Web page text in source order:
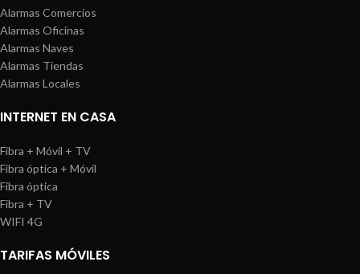
Alarmas Comercios
Alarmas Oficinas
Alarmas Naves
Alarmas Tiendas
Alarmas Locales
INTERNET EN CASA
Fibra + Móvil + TV
Fibra óptica + Móvil
Fibra óptica
Fibra + TV
WIFI 4G
TARIFAS MÓVILES